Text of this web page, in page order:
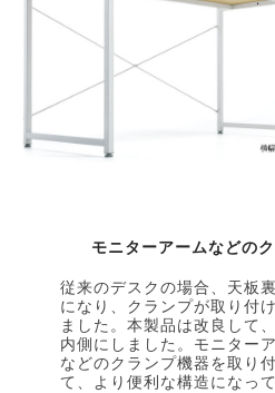
モニターアームなどの
従来のデスクの場合、天板
になり、クランプが取り付
ました。本製品は改良して
内側にしました。モニター
などのクランプ機器を取り
て、より便利な構造になって